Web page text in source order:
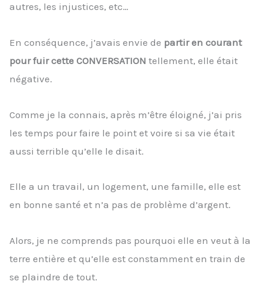
autres, les injustices, etc…
En conséquence, j’avais envie de partir en courant
pour fuir cette CONVERSATION tellement, elle était
négative.
Comme je la connais, après m’être éloigné, j’ai pris
les temps pour faire le point et voire si sa vie était
aussi terrible qu’elle le disait.
Elle a un travail, un logement, une famille, elle est
en bonne santé et n’a pas de problème d’argent.
Alors, je ne comprends pas pourquoi elle en veut à la
terre entière et qu’elle est constamment en train de
se plaindre de tout.